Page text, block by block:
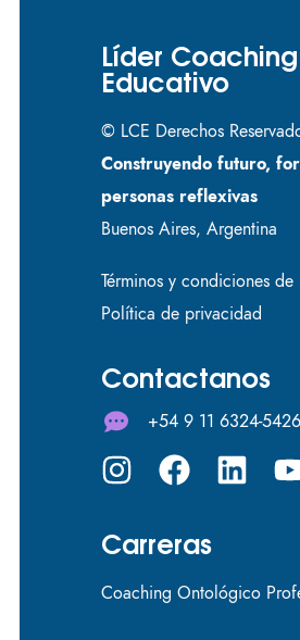
Líder Coaching
Educativo
© LCE Derechos
Construyendo futuro,
personas reflexivas
Buenos Aires, Argentina
Términos y condiciones de
Política de privacidad
Contactanos
+54 9 11 6324-5426
Carreras
Coaching Ontológico